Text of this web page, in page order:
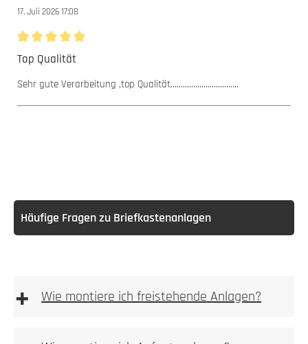
17. Juli 2026 17:08
Bewertung mit 5 von 5 Sternen
Top Qualität
Sehr gute Verarbeitung ,top Qualität.................................
Häufige Fragen zu Briefkastenanlagen
+ Wie montiere ich freistehende Anlagen?